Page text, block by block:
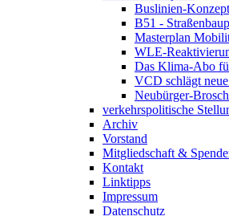
Buslinien-
B51 -
Masterplan
WLE-
Das Klima-Abo
VCD schlägt
Neubürger-
verkehrspolitische
Archiv
Vorstand
Mitgliedschaft &
Kontakt
Linktipps
Impressum
Datenschutz